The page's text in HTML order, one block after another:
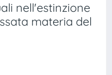
nell'estinzione
materia del